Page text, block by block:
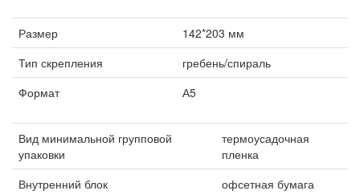
Размер
142*203 мм
Тип скрепления
гребень/спираль
Формат
А5
Вид минимальной групповой
упаковки
термоусадочная
пленка
Внутренний блок
офсетная бумага